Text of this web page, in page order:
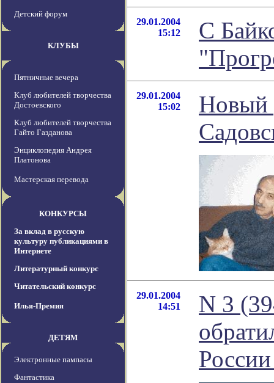
Детский форум
КЛУБЫ
Пятничные вечера
Клуб любителей творчества
Достоевского
Клуб любителей творчества
Гайто Газданова
Энциклопедия Андрея
Платонова
Мастерская перевода
КОНКУРСЫ
За вклад в русскую
культуру публикациями в
Интернете
Литературный конкурс
Читательский конкурс
Илья-Премия
ДЕТЯМ
Электронные пампасы
Фантастика
29.01.2004
15:12
С
29.01.2004
15:02
Новый
29.01.2004
14:51
N 3